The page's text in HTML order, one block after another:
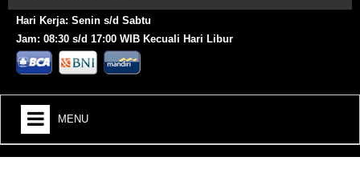
Hari Kerja: Senin s/d Sabtu
Jam: 08:30 s/d 17:00 WIB Kecuali Hari Libur
MENU